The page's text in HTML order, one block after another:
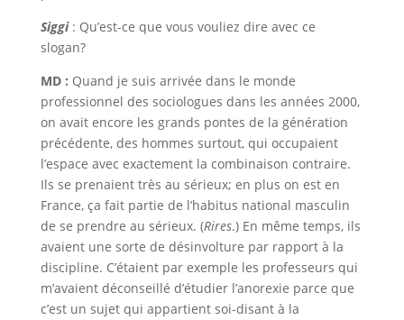
Siggi: Qu’est-ce que vous vouliez dire avec ce
slogan?
MD : Quand je suis arrivée dans le monde
professionnel des sociologues dans les années 2000,
on avait encore les grands pontes de la génération
précédente, des hommes surtout, qui occupaient
l’espace avec exactement la combinaison contraire.
Ils se prenaient très au sérieux; en plus on est en
France, ça fait partie de l’habitus national masculin
de se prendre au sérieux. (Rires.) En même temps, ils
avaient une sorte de désinvolture par rapport à la
discipline. C’étaient par exemple les professeurs qui
m’avaient déconseillé d’étudier l’anorexie parce que
c’est un sujet qui appartient soi-disant à la